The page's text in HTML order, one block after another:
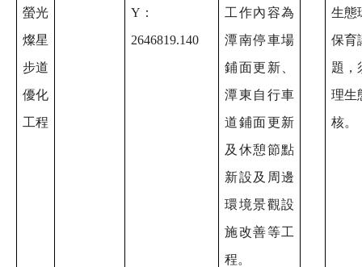
螢光
燦星
步道
優化
工程
Y：
2646819.140
工作內容為
潭南停車場
鋪面更新、
潭東自行車
道鋪面更新
及休憩節點
新設及周邊
環境景觀設
施改善等工
程。
生態
保育
題，
理生
核。